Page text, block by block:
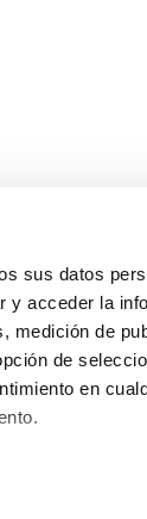
sus datos
acceder la
medición de
de
en